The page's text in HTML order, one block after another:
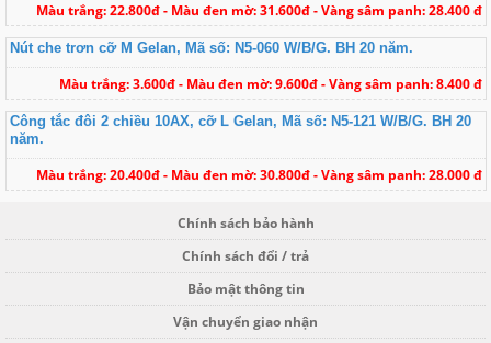
Màu trắng: 22.800đ - Màu đen mờ: 31.600đ - Vàng sâm panh: 28.400 đ
Nút che trơn cỡ M Gelan, Mã số: N5-060 W/B/G. BH 20 năm.
Màu trắng: 3.600đ - Màu đen mờ: 9.600đ - Vàng sâm panh: 8.400 đ
Công tắc đôi 2 chiều 10AX, cỡ L Gelan, Mã số: N5-121 W/B/G. BH 20
năm.
Màu trắng: 20.400đ - Màu đen mờ: 30.800đ - Vàng sâm panh: 28.000 đ
Chính sách bảo hành
Chính sách đổi / trả
Bảo mật thông tin
Vận chuyển giao nhận